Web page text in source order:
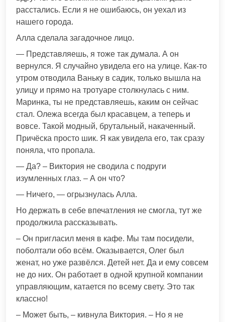
расстались. Если я не ошибаюсь, он уехал из
нашего города.
Алла сделала загадочное лицо.
— Представляешь, я тоже так думала. А он
вернулся. Я случайно увидела его на улице. Как-то
утром отводила Ваньку в садик, только вышла на
улицу и прямо на тротуаре столкнулась с ним.
Маринка, ты не представляешь, каким он сейчас
стал. Олежа всегда был красавцем, а теперь и
вовсе. Такой модный, брутальный, накаченный.
Причёска просто шик. Я как увидела его, так сразу
поняла, что пропала.
— Да? – Виктория не сводила с подруги
изумленных глаз. – А он что?
— Ничего, — огрызнулась Алла.
Но держать в себе впечатления не смогла, тут же
продолжила рассказывать.
– Он пригласил меня в кафе. Мы там посидели,
поболтали обо всём. Оказывается, Олег был
женат, но уже развёлся. Детей нет. Да и ему совсем
не до них. Он работает в одной крупной компании
управляющим, катается по всему свету. Это так
классно!
– Может быть, – кивнула Виктория. – Но я не